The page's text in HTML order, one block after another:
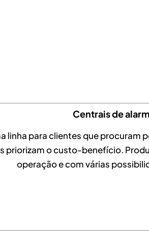
Centrais de
linha para clientes que procuram
priorizam o custo-benefício.
operação e com várias